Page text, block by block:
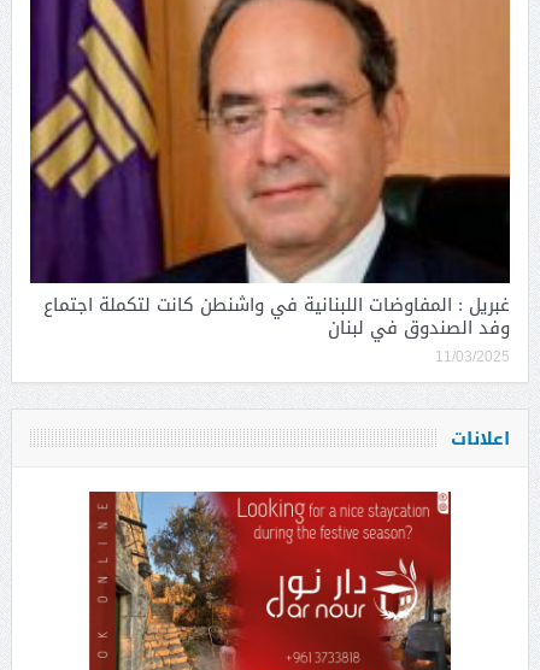
غبريل : المفاوضات اللبنانية في واشنطن كانت لتكملة اجتماع
وفد الصندوق في لبنان
11/03/2025
اعلانات